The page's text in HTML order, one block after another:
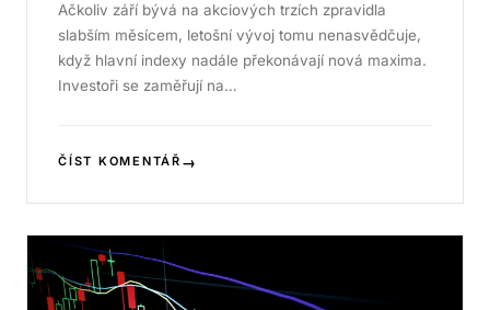
Ačkoliv září bývá na akciových trzích zpravidla
slabším měsícem, letošní vývoj tomu nenasvědčuje,
když hlavní indexy nadále překonávají nová maxima.
Investoři se zaměřují na…
ČÍST KOMENTÁŘ →